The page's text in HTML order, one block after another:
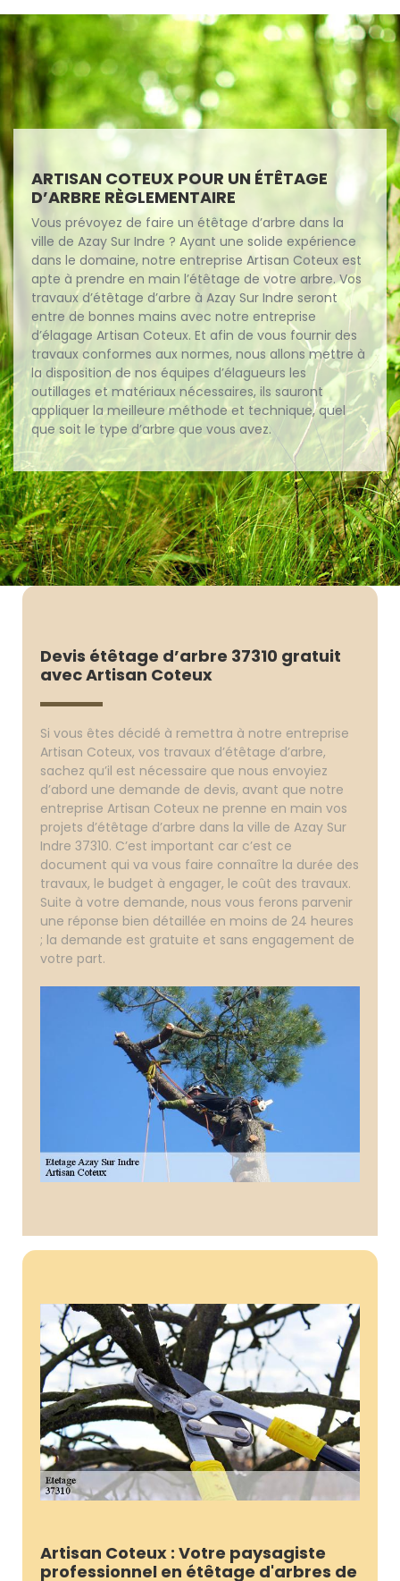
ARTISAN COTEUX POUR UN ÉTÊTAGE
D’ARBRE RÈGLEMENTAIRE
Vous prévoyez de faire un étêtage d’arbre dans la
ville de Azay Sur Indre ? Ayant une solide expérience
dans le domaine, notre entreprise Artisan Coteux est
apte à prendre en main l’étêtage de votre arbre. Vos
travaux d’étêtage d’arbre à Azay Sur Indre seront
entre de bonnes mains avec notre entreprise
d’élagage Artisan Coteux. Et afin de vous fournir des
travaux conformes aux normes, nous allons mettre à
la disposition de nos équipes d’élagueurs les
outillages et matériaux nécessaires, ils sauront
appliquer la meilleure méthode et technique, quel
que soit le type d’arbre que vous avez.
Devis étêtage d’arbre 37310 gratuit
avec Artisan Coteux
Si vous êtes décidé à remettra à notre entreprise
Artisan Coteux, vos travaux d’étêtage d’arbre,
sachez qu’il est nécessaire que nous envoyiez
d’abord une demande de devis, avant que notre
entreprise Artisan Coteux ne prenne en main vos
projets d’étêtage d’arbre dans la ville de Azay Sur
Indre 37310. C’est important car c’est ce
document qui va vous faire connaître la durée des
travaux, le budget à engager, le coût des travaux.
Suite à votre demande, nous vous ferons parvenir
une réponse bien détaillée en moins de 24 heures
; la demande est gratuite et sans engagement de
votre part.
Artisan Coteux : Votre paysagiste
professionnel en étêtage d'arbres de